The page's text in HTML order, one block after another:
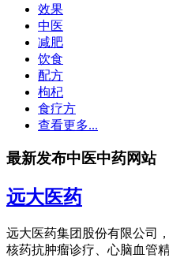
效果
中医
减肥
饮食
配方
枸杞
食疗方
查看更多...
最新发布中医中药网站
远大医药
远大医药集团股份有限公司
核药抗肿瘤诊疗、心脑血管